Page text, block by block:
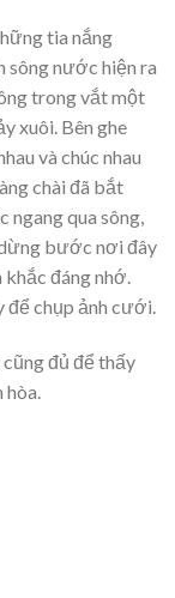
tia nắng
sông nước hiện ra
trong vắt một
xuôi. Bên ghe
và chúc nhau
chài đã bắt
ngang qua sông,
bước nơi đây
đáng nhớ.
để chụp ảnh cưới.
đủ để thấy